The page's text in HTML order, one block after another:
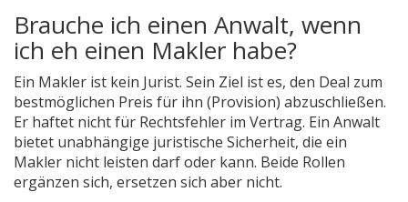
Brauche ich einen Anwalt, wenn
ich eh einen Makler habe?
Ein Makler ist kein Jurist. Sein Ziel ist es, den Deal zum
bestmöglichen Preis für ihn (Provision) abzuschließen.
Er haftet nicht für Rechtsfehler im Vertrag. Ein Anwalt
bietet unabhängige juristische Sicherheit, die ein
Makler nicht leisten darf oder kann. Beide Rollen
ergänzen sich, ersetzen sich aber nicht.